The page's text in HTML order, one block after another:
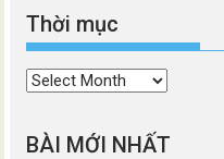
Thời mục
Thời
BÀI MỚI NHẤT